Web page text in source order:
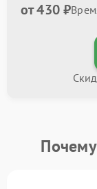
от 430 ₽